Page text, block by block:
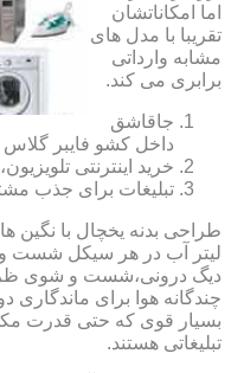
اما امکاناتشان
تقریبا با مدل های
مشابه وارداتی
برابری می کند.
جاقاشق
داخل کشو فایبر گلاس
خرید اینترنتی
تبلیغات برای جذب
طراحی بدنه یخچال با
لیتر آب در هر سیکل شست و
چندگانه هوا برای ماندگاری
بسیار قوی که حتی قدرت
تبلیغاتی هستند.